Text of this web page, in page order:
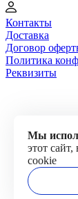
Контакты
Доставка
Договор
Политика
Реквизиты
Мы
этот сайт,
cookie